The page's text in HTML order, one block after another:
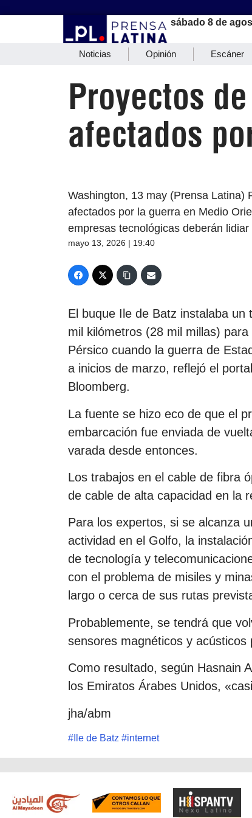
sábado 8 de
Noticias Opinión Escáner
Proyectos
afectados
Washington, 13 may (Prensa Latina)
afectados por la guerra en Medio
empresas tecnológicas deberán
mayo 13, 2026 | 19:40
El buque Ile de Batz instalaba
mil kilómetros (28 mil millas)
Pérsico cuando la guerra de
a inicios de marzo, reflejó el
Bloomberg.
La fuente se hizo eco de que el
embarcación fue enviada de
varada desde entonces.
Los trabajos en el cable de fibra
de cable de alta capacidad en la
Para los expertos, si se alcanza
actividad en el Golfo, la
de tecnología y
con el problema de misiles y
largo o cerca de sus rutas
Probablemente, se tendrá que
sensores magnéticos y
Como resultado, según Hasnain
los Emiratos Árabes Unidos,
jha/abm
# Ile de Batz #internet